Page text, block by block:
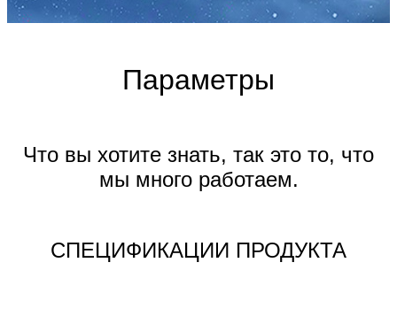
Параметры
Что вы хотите знать, так это то, что
мы много работаем.
СПЕЦИФИКАЦИИ ПРОДУКТА